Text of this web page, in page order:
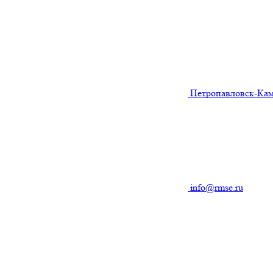
Петропавловск-
info@rmse.ru